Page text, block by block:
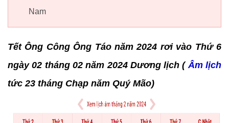
Nam
Tết Ông Công Ông Táo năm 2024 rơi vào Thứ 6
ngày 02 tháng 02 năm 2024 Dương lịch (Âm lịch
tức 23 tháng Chạp năm Quý Mão)